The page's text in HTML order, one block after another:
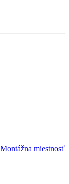
Montážna miestnosť